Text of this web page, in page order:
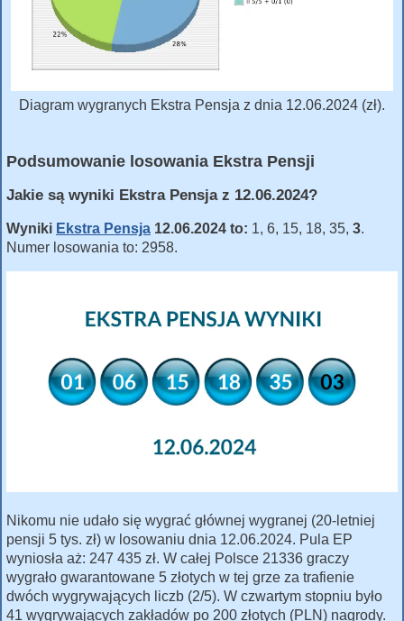
Diagram wygranych Ekstra Pensja z dnia 12.06.2024 (zł).
Podsumowanie losowania Ekstra Pensji
Jakie są wyniki Ekstra Pensja z 12.06.2024?
Wyniki Ekstra Pensja 12.06.2024 to: 1, 6, 15, 18, 35, 3.
Numer losowania to: 2958.
Nikomu nie udało się wygrać głównej wygranej (20-letniej
pensji 5 tys. zł) w losowaniu dnia 12.06.2024. Pula EP
wyniosła aż: 247 435 zł. W całej Polsce 21336 graczy
wygrało gwarantowane 5 złotych w tej grze za trafienie
dwóch wygrywających liczb (2/5). W czwartym stopniu było
41 wygrywających zakładów po 200 złotych (PLN) nagrody.